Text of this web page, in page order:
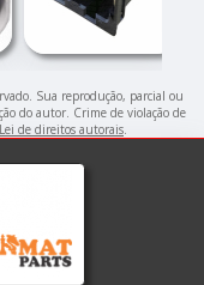
Sua reprodução, parcial ou
do autor. Crime de violação de
de direitos autorais